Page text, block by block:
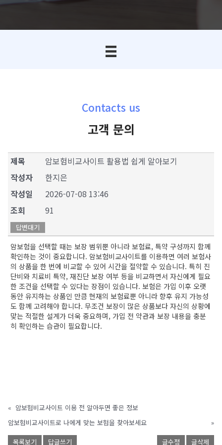
Contacts us
고객 문의
제목
암보험비교사이트 활용법 쉽게 알아보기
작성자
한지은
작성일
2026-07-08 13:46
조회
91
답변대기
암보험을 선택할 때는 보장 범위뿐 아니라 보험료, 특약 구성까지 함께
확인하는 것이 중요합니다. 암보험비교사이트를 이용하면 여러 보험사
의 상품을 한 번에 비교할 수 있어 시간을 절약할 수 있습니다. 특히 진
단비와 치료비 특약, 재진단 보장 여부 등을 비교하면서 자신에게 필요
한 조건을 선택할 수 있다는 장점이 있습니다. 보험은 가입 이후 오랫
동안 유지하는 상품인 만큼 현재의 보험료뿐 아니라 향후 유지 가능성
도 함께 고려해야 합니다. 무조건 보장이 많은 상품보다 자신의 상황에
맞는 적절한 설계가 더욱 중요하며, 가입 전 약관과 보장 내용을 충분
히 확인하는 습관이 필요합니다.
« 암보험비교사이트 이용 전 알아두면 좋은 정보
암보험비교사이트로 나에게 맞는 보험을 찾아보세요
»
목록보기 답글쓰기 글수정 글삭제